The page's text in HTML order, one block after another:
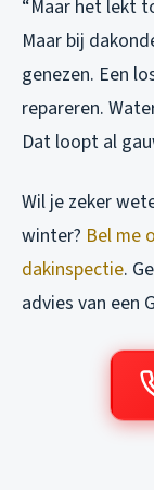
“Maar het lekt
Maar bij
genezen. Een
repareren.
Dat loopt al
Wil je zeker
winter? Bel me
dakinspectie.
advies van een